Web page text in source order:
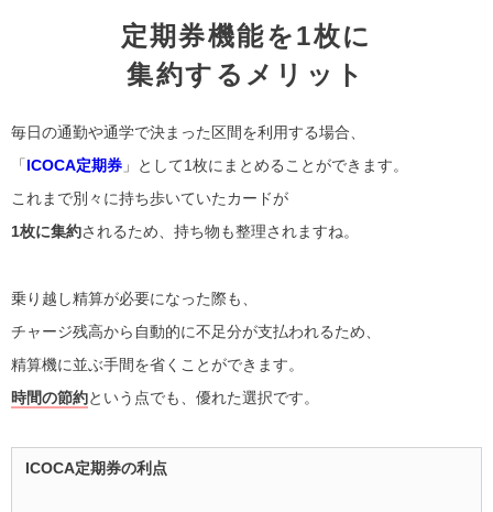
定期券機能を1枚に
集約するメリット
毎日の通勤や通学で決まった区間を利用する場合、
「ICOCA定期券 」として1枚にまとめることができます。
これまで別々に持ち歩いていたカードが
1枚に集約されるため、持ち物も整理されますね。
乗り越し精算が必要になった際も、
チャージ残高から自動的に不足分が支払われるため、
精算機に並ぶ手間を省くことができます。
時間の節約という点でも、優れた選択です。
ICOCA定期券の利点